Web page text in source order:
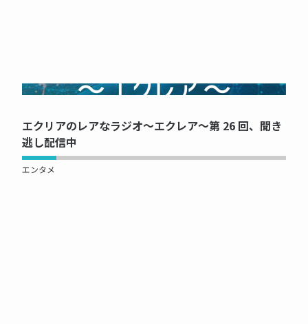
NOW PRINTING...
エクリアのレアなラジオ～エクレア～第 26 回、聞き
逃し配信中
エンタメ